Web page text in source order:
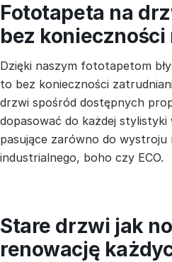
Fototapeta na
bez konieczności
Dzięki naszym fototapetom
to bez konieczności
drzwi spośród dostępnych
dopasować do każdej
pasujące zarówno do
industrialnego, boho czy ECO.
Stare drzwi jak
renowację